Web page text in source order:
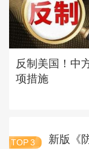
反制美国！中
项措施
TOP 3 新版《